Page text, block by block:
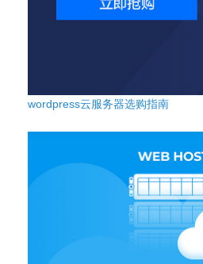
wordpress云服务器选购指南